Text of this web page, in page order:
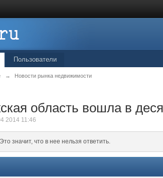
Пользователи
→ Новости рынка недвижимости
область вошла в
2014 11:46
значит, что в нее нельзя ответить.